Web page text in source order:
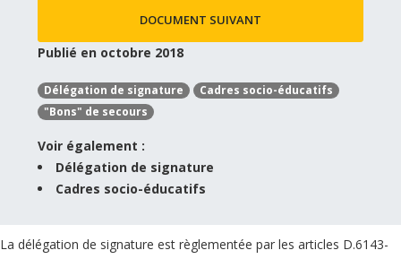
DOCUMENT SUIVANT
Publié en octobre 2018
Délégation de signature
Cadres socio-éducatifs
"Bons" de secours
Voir également :
Délégation de signature
Cadres socio-éducatifs
La délégation de signature est règlementée par les articles D.6143-